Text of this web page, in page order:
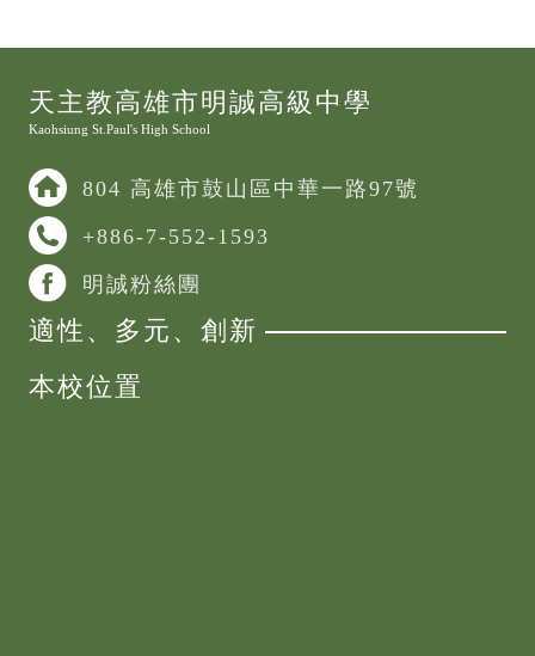
天主教高雄市明誠高級中學
Kaohsiung St.Paul's High School
804 高雄市鼓山區中華一路97號
+886-7-552-1593
明誠粉絲團
適性、多元、創新
本校位置